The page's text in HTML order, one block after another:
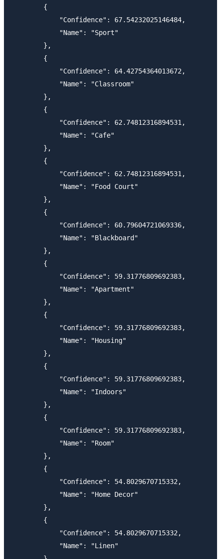
        {
            "Confidence": 67.54232025146484,
            "Name": "Sport"
        },
        {
            "Confidence": 64.42754364013672,
            "Name": "Classroom"
        },
        {
            "Confidence": 62.74812316894531,
            "Name": "Cafe"
        },
        {
            "Confidence": 62.74812316894531,
            "Name": "Food Court"
        },
        {
            "Confidence": 60.79604721069336,
            "Name": "Blackboard"
        },
        {
            "Confidence": 59.31776809692383,
            "Name": "Apartment"
        },
        {
            "Confidence": 59.31776809692383,
            "Name": "Housing"
        },
        {
            "Confidence": 59.31776809692383,
            "Name": "Indoors"
        },
        {
            "Confidence": 59.31776809692383,
            "Name": "Room"
        },
        {
            "Confidence": 54.8029670715332,
            "Name": "Home Decor"
        },
        {
            "Confidence": 54.8029670715332,
            "Name": "Linen"